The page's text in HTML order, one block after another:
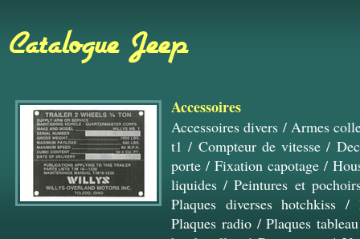
Catalogue Jeep
Accessoires
Accessoires divers / Armes
t1 / Compteur de vitesse /
porte / Fixation capotage /
liquides /Peintures et
Plaques diverses hotchkiss /
Plaques radio/Plaques